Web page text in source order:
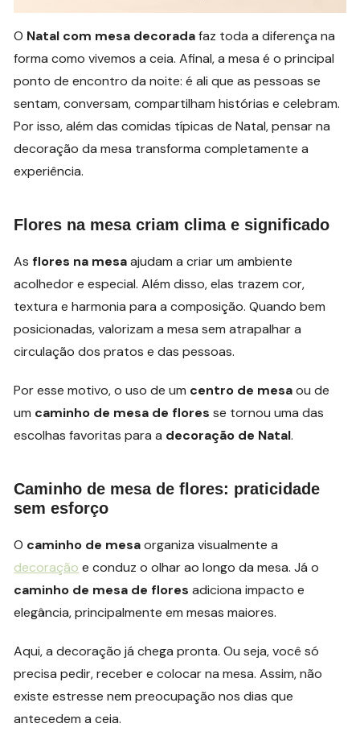
O Natal com mesa decoradafaz toda a diferença na
forma como vivemos a ceia. Afinal, a mesa é o principal
ponto de encontro da noite: é ali que as pessoas se
sentam, conversam, compartilham histórias e celebram.
Por isso, além das comidas típicas de Natal, pensar na
decoração da mesa transforma completamente a
experiência.
Flores na mesa criam clima e significado
Asflores na mesaajudam a criar um ambiente
acolhedor e especial. Além disso, elas trazem cor,
textura e harmonia para a composição. Quando bem
posicionadas, valorizam a mesa sem atrapalhar a
circulação dos pratos e das pessoas.
Por esse motivo, o uso de um centro de mesaou de
um caminho de mesa de flores se tornou uma das
escolhas favoritas para a decoração de Natal.
Caminho de mesa de flores: praticidade
sem esforço
O caminho de mesaorganiza visualmente a
decoração e conduz o olhar ao longo da mesa. Já o
caminho de mesa de flores adiciona impacto e
elegância, principalmente em mesas maiores.
Aqui, a decoração já chega pronta. Ou seja, você só
precisa pedir, receber e colocar na mesa. Assim, não
existe estresse nem preocupação nos dias que
antecedem a ceia.